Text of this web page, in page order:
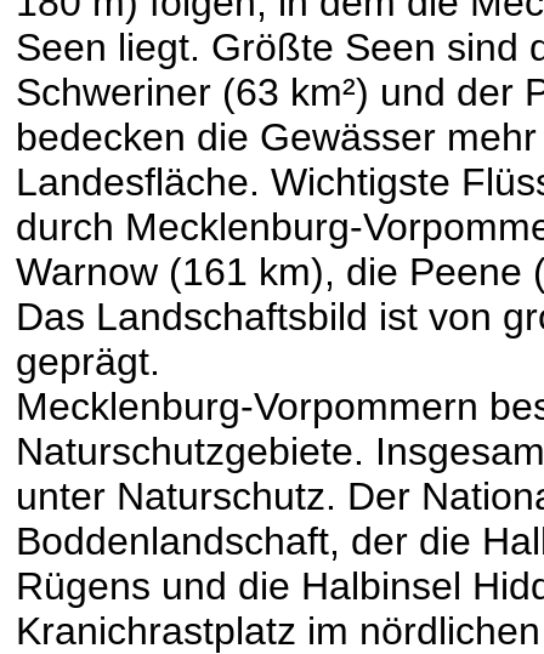
Seen liegt. Größte Seen sind
Schweriner (63 km²) und der
bedecken die Gewässer
Landesfläche. Wichtigste
durch Mecklenburg-
Warnow (161 km), die Peene
Das Landschaftsbild ist von
geprägt.
Mecklenburg-Vorpommern
Naturschutzgebiete.
unter Naturschutz. Der
Boddenlandschaft, der die
Rügens und die Halbinsel
Kranichrastplatz im